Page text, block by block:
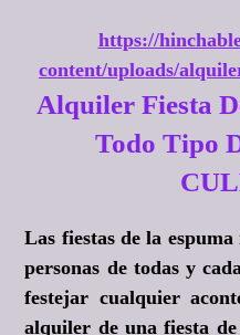
https://
content/uploads/
Alquiler Fiesta
Todo Tipo
Las fiestas de la
personas de todas y
festejar cualquier
alquiler de una fiesta